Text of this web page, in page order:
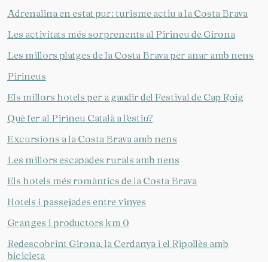
Adrenalina en estat pur: turisme actiu a la Costa Brava
Les activitats més sorprenents al Pirineu de Girona
Les millors platges de la Costa Brava per anar amb nens
Pirineus
Els millors hotels per a gaudir del Festival de Cap Roig
Què fer al Pirineu Català a l’estiu?
Excursions a la Costa Brava amb nens
Les millors escapades rurals amb nens
Els hotels més romàntics de la Costa Brava
Hotels i passejades entre vinyes
Granges i productors km 0
Redescobrint Girona, la Cerdanya i el Ripollès amb
bicicleta